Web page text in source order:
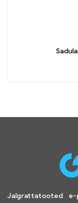
Jalgrattatooted e-